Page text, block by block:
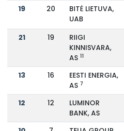
19
20
BITĖ LIETUVA,
UAB
21 19
RIIGI
KINNISVARA,
AS 11
13 16
EESTI ENERGIA,
AS 7
12 12
LUMINOR
BANK, AS